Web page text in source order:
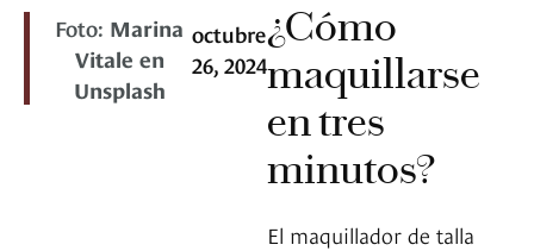
Foto: Marina
Vitale en
Unsplash
octubre
26, 2024
¿Cómo
maquillarse
en tres
minutos?
El maquillador de talla